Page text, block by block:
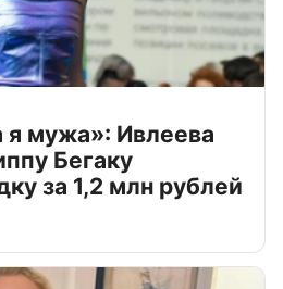
я мужа»: Ивлеева
Бегаку
за 1,2 млн рублей